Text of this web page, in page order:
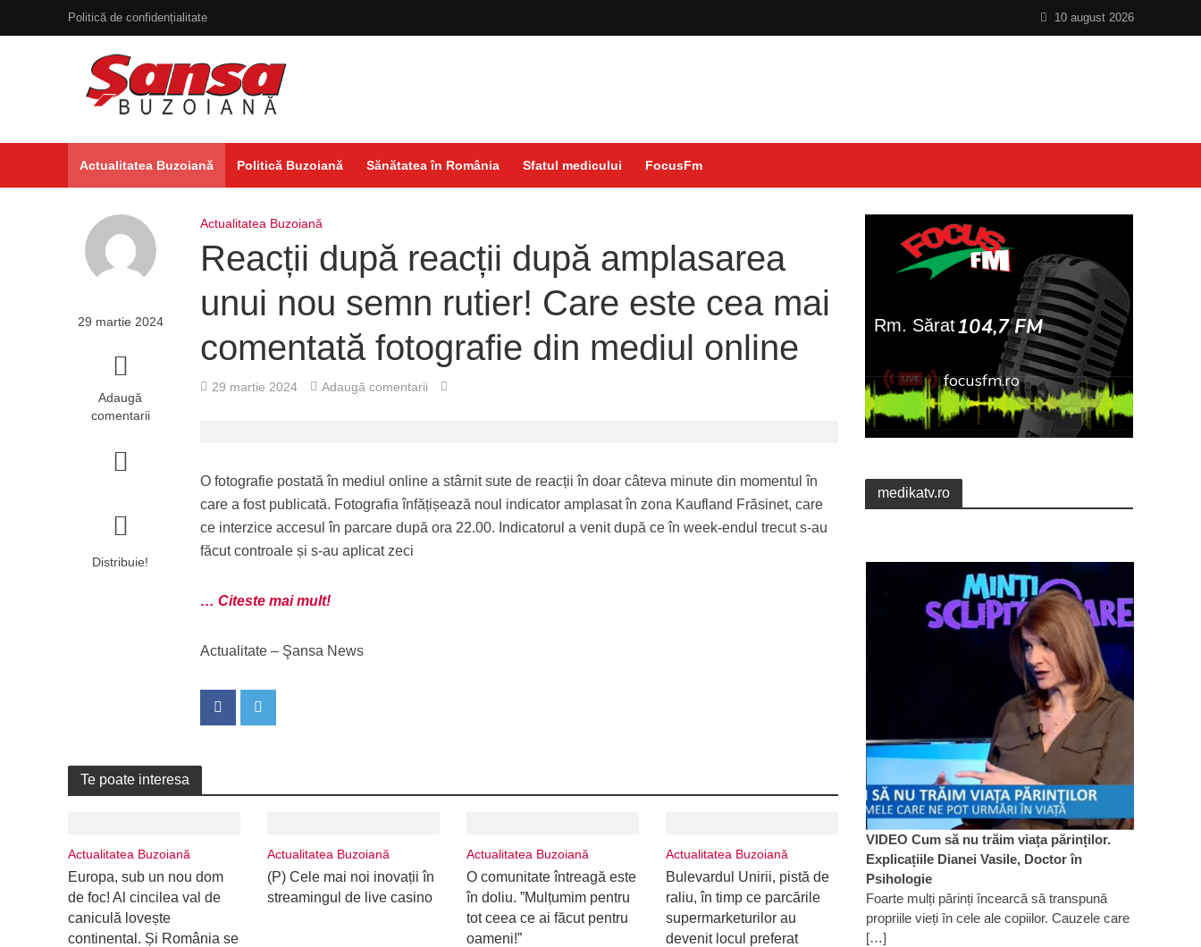
Politică de confidențialitate 10 august 2026
Actualitatea Buzoiană Politică Buzoiană Sănătatea în România Sfatul medicului FocusFm
29 martie 2024
Adaugă
comentarii
Distribuie!
Actualitatea Buzoiană
Reacții după reacții după amplasarea
unui nou semn rutier! Care este cea mai
comentată fotografie din mediul online
29 martie 2024 Adaugă comentarii
O fotografie postată în mediul online a stârnit sute de reacții în doar câteva minute din momentul în
care a fost publicată. Fotografia înfățișează noul indicator amplasat în zona Kaufland Frăsinet, care
ce interzice accesul în parcare după ora 22.00. Indicatorul a venit după ce în week-endul trecut s-au
făcut controale și s-au aplicat zeci
… Citeste mai mult!
Actualitate – Şansa News
Te poate interesa
Actualitatea Buzoiană
Europa, sub un nou dom
de foc! Al cincilea val de
caniculă lovește
continental. Și România se
Actualitatea Buzoiană
(P) Cele mai noi inovații în
streamingul de live casino
Actualitatea Buzoiană
O comunitate întreagă este
în doliu. ”Mulțumim pentru
tot ceea ce ai făcut pentru
oameni!”
Actualitatea Buzoiană
Bulevardul Unirii, pistă de
raliu, în timp ce parcările
supermarketurilor au
devenit locul preferat
medikatv.ro
VIDEO Cum să nu trăim viața părinților.
Explicațiile Dianei Vasile, Doctor în
Psihologie
Foarte mulți părinți încearcă să transpună
propriile vieți în cele ale copiilor. Cauzele care
[…]